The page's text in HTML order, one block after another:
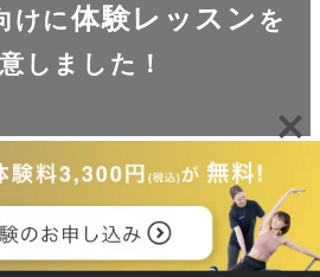
けに体験レッスン を
しました！